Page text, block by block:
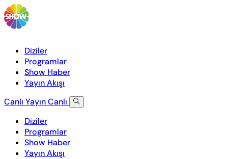
Diziler
Programlar
Show Haber
Yayın Akışı
Canlı YayınCanlı
Diziler
Programlar
Show Haber
Yayın Akışı